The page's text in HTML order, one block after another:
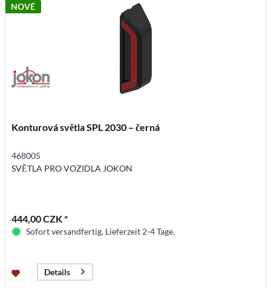
NOVÉ
Konturová světla SPL 2030 – černá
468005
SVĚTLA PRO VOZIDLA JOKON
444,00 CZK *
Sofort versandfertig. Lieferzeit 2-4 Tage.
Details